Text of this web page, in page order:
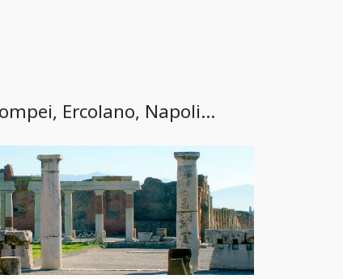
Ercolano, Napoli...